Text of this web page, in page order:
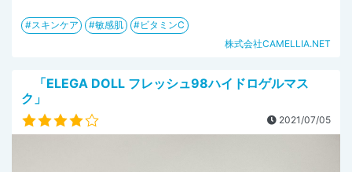
スキンケア 敏感肌
ビタミンC
株式会社CAMELLIA.NET
「ELEGA DOLL フレッシュ98ハイドロゲルマス
ク」
2021/07/05